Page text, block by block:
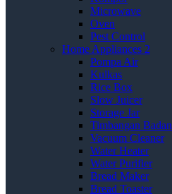
Microwave
Oven
Pest Control
Home Appliances 2
Pompa Air
Kulkas
Rice Box
Slow Juicer
Storage Jar
Timbangan Badan
Vacuum Cleaner
Water Heater
Water Purifier
Bread Maker
Bread Toaster